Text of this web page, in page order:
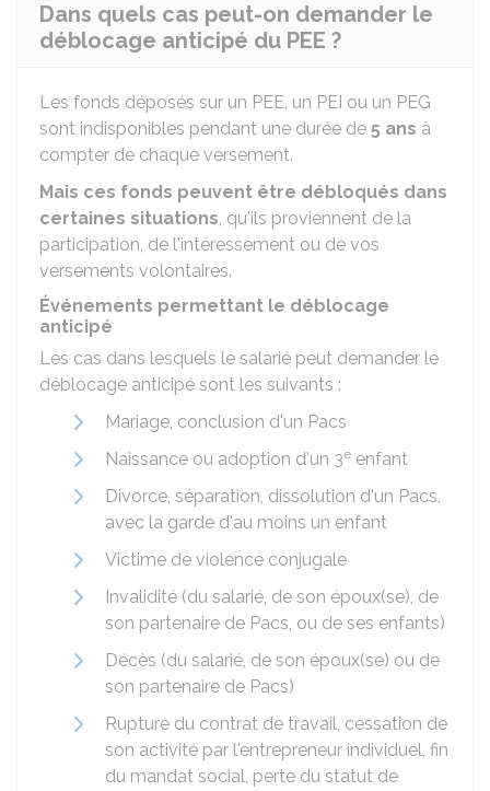
Dans quels cas peut-on demander le
déblocage anticipé du PEE ?
Les fonds déposés sur un PEE, un PEI ou un PEG
sont indisponibles pendant une durée de 5 ans à
compter de chaque versement.
Mais ces fonds peuvent être débloqués dans
certaines situations, qu'ils proviennent de la
participation, de l'intéressement ou de vos
versements volontaires.
Événements permettant le déblocage
anticipé
Les cas dans lesquels le salarié peut demander le
déblocage anticipé sont les suivants :
Mariage, conclusion d'un Pacs
Naissance ou adoption d'un 3e enfant
Divorce, séparation, dissolution d'un Pacs,
avec la garde d'au moins un enfant
Victime de violence conjugale
Invalidité (du salarié, de son époux(se), de
son partenaire de Pacs, ou de ses enfants)
Décès (du salarié, de son époux(se) ou de
son partenaire de Pacs)
Rupture du contrat de travail, cessation de
son activité par l'entrepreneur individuel, fin
du mandat social, perte du statut de